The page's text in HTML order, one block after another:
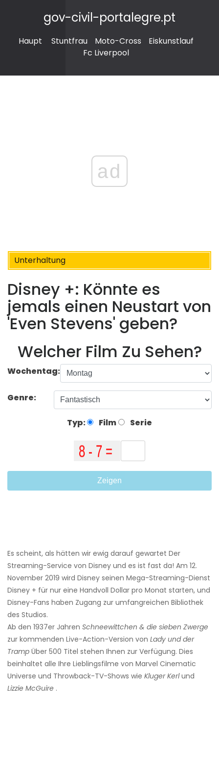
gov-civil-portalegre.pt
Haupt Stuntfrau Moto-Cross
Eiskunstlauf
Fc Liverpool
ad
Unterhaltung
Disney +: Könnte es
jemals einen Neustart von
'Even Stevens' geben?
Welcher Film Zu Sehen?
Wochentag:
Genre:
Typ: Film Serie
Zeigen
Es scheint, als hätten wir ewig darauf gewartet Der
Streaming-Service von Disney und es ist fast da! Am 12.
November 2019 wird Disney seinen Mega-Streaming-Dienst
Disney + für nur eine Handvoll Dollar pro Monat starten, und
Disney-Fans haben Zugang zur umfangreichen Bibliothek
des Studios.
Ab den 1937er Jahren Schneewittchen & die sieben Zwerge
zur kommenden Live-Action-Version von Lady und der
Tramp Über 500 Titel stehen Ihnen zur Verfügung. Dies
beinhaltet alle Ihre Lieblingsfilme von Marvel Cinematic
Universe und Throwback-TV-Shows wie Kluger Kerlund
Lizzie McGuire .